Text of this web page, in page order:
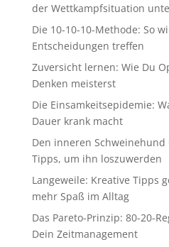
der Wettkampfsituation
Die 10-10-10-Methode: So
Entscheidungen treffen
Zuversicht lernen: Wie Du
Denken meisterst
Die Einsamkeitsepidemie:
Dauer krank macht
Den inneren
Tipps, um ihn loszuwerden
Langeweile: Kreative Tipps
mehr Spaß im Alltag
Das Pareto-Prinzip: 80-20-
Dein Zeitmanagement